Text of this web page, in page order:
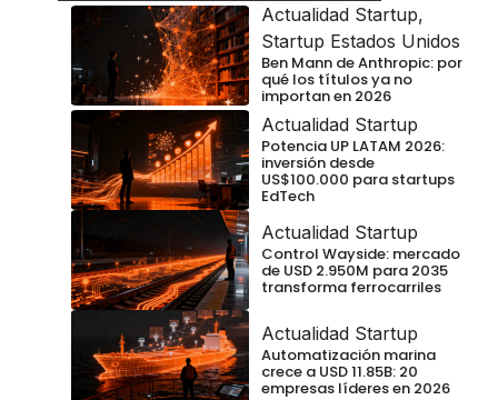
Actualidad Startup,
Startup Estados Unidos
Ben Mann de Anthropic: por
qué los títulos ya no
importan en 2026
Actualidad Startup
Potencia UP LATAM 2026:
inversión desde
US$100.000 para startups
EdTech
Actualidad Startup
Control Wayside: mercado
de USD 2.950M para 2035
transforma ferrocarriles
Actualidad Startup
Automatización marina
crece a USD 11.85B: 20
empresas líderes en 2026